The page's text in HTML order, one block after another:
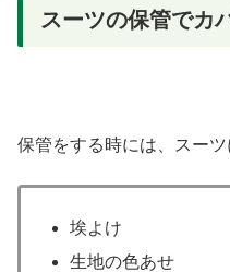
スーツの保管でカ
保管をする時には、スー
埃よけ
生地の色あせ